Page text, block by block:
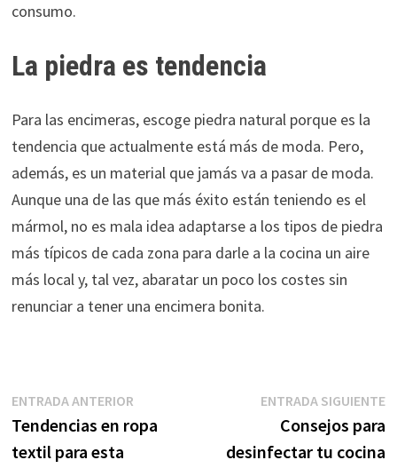
consumo.
La piedra es tendencia
Para las encimeras, escoge piedra natural porque es la
tendencia que actualmente está más de moda. Pero,
además, es un material que jamás va a pasar de moda.
Aunque una de las que más éxito están teniendo es el
mármol, no es mala idea adaptarse a los tipos de piedra
más típicos de cada zona para darle a la cocina un aire
más local y, tal vez, abaratar un poco los costes sin
renunciar a tener una encimera bonita.
Navegación
de
ENTRADA ANTERIOREntrada
anterior:
Tendencias en ropa
textil para esta
ENTRADA SIGUIENTE
Consejos para
desinfectar tu cocina